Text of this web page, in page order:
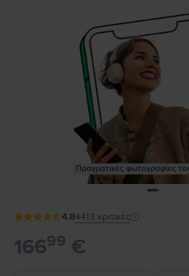
Πραγματικές φωτογραφίες
4.84413 κριτικές
16699 €